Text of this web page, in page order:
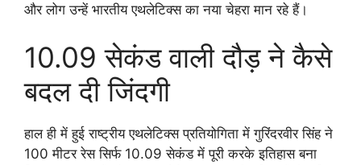
और लोग उन्हें भारतीय एथलेटिक्स का नया चेहरा मान रहे हैं।
10.09 सेकंड वाली दौड़ ने कैसे
बदल दी जिंदगी
हाल ही में हुई राष्ट्रीय एथलेटिक्स प्रतियोगिता में गुरिंदरवीर सिंह ने
100 मीटर रेस सिर्फ 10.09 सेकंड में पूरी करके इतिहास बना